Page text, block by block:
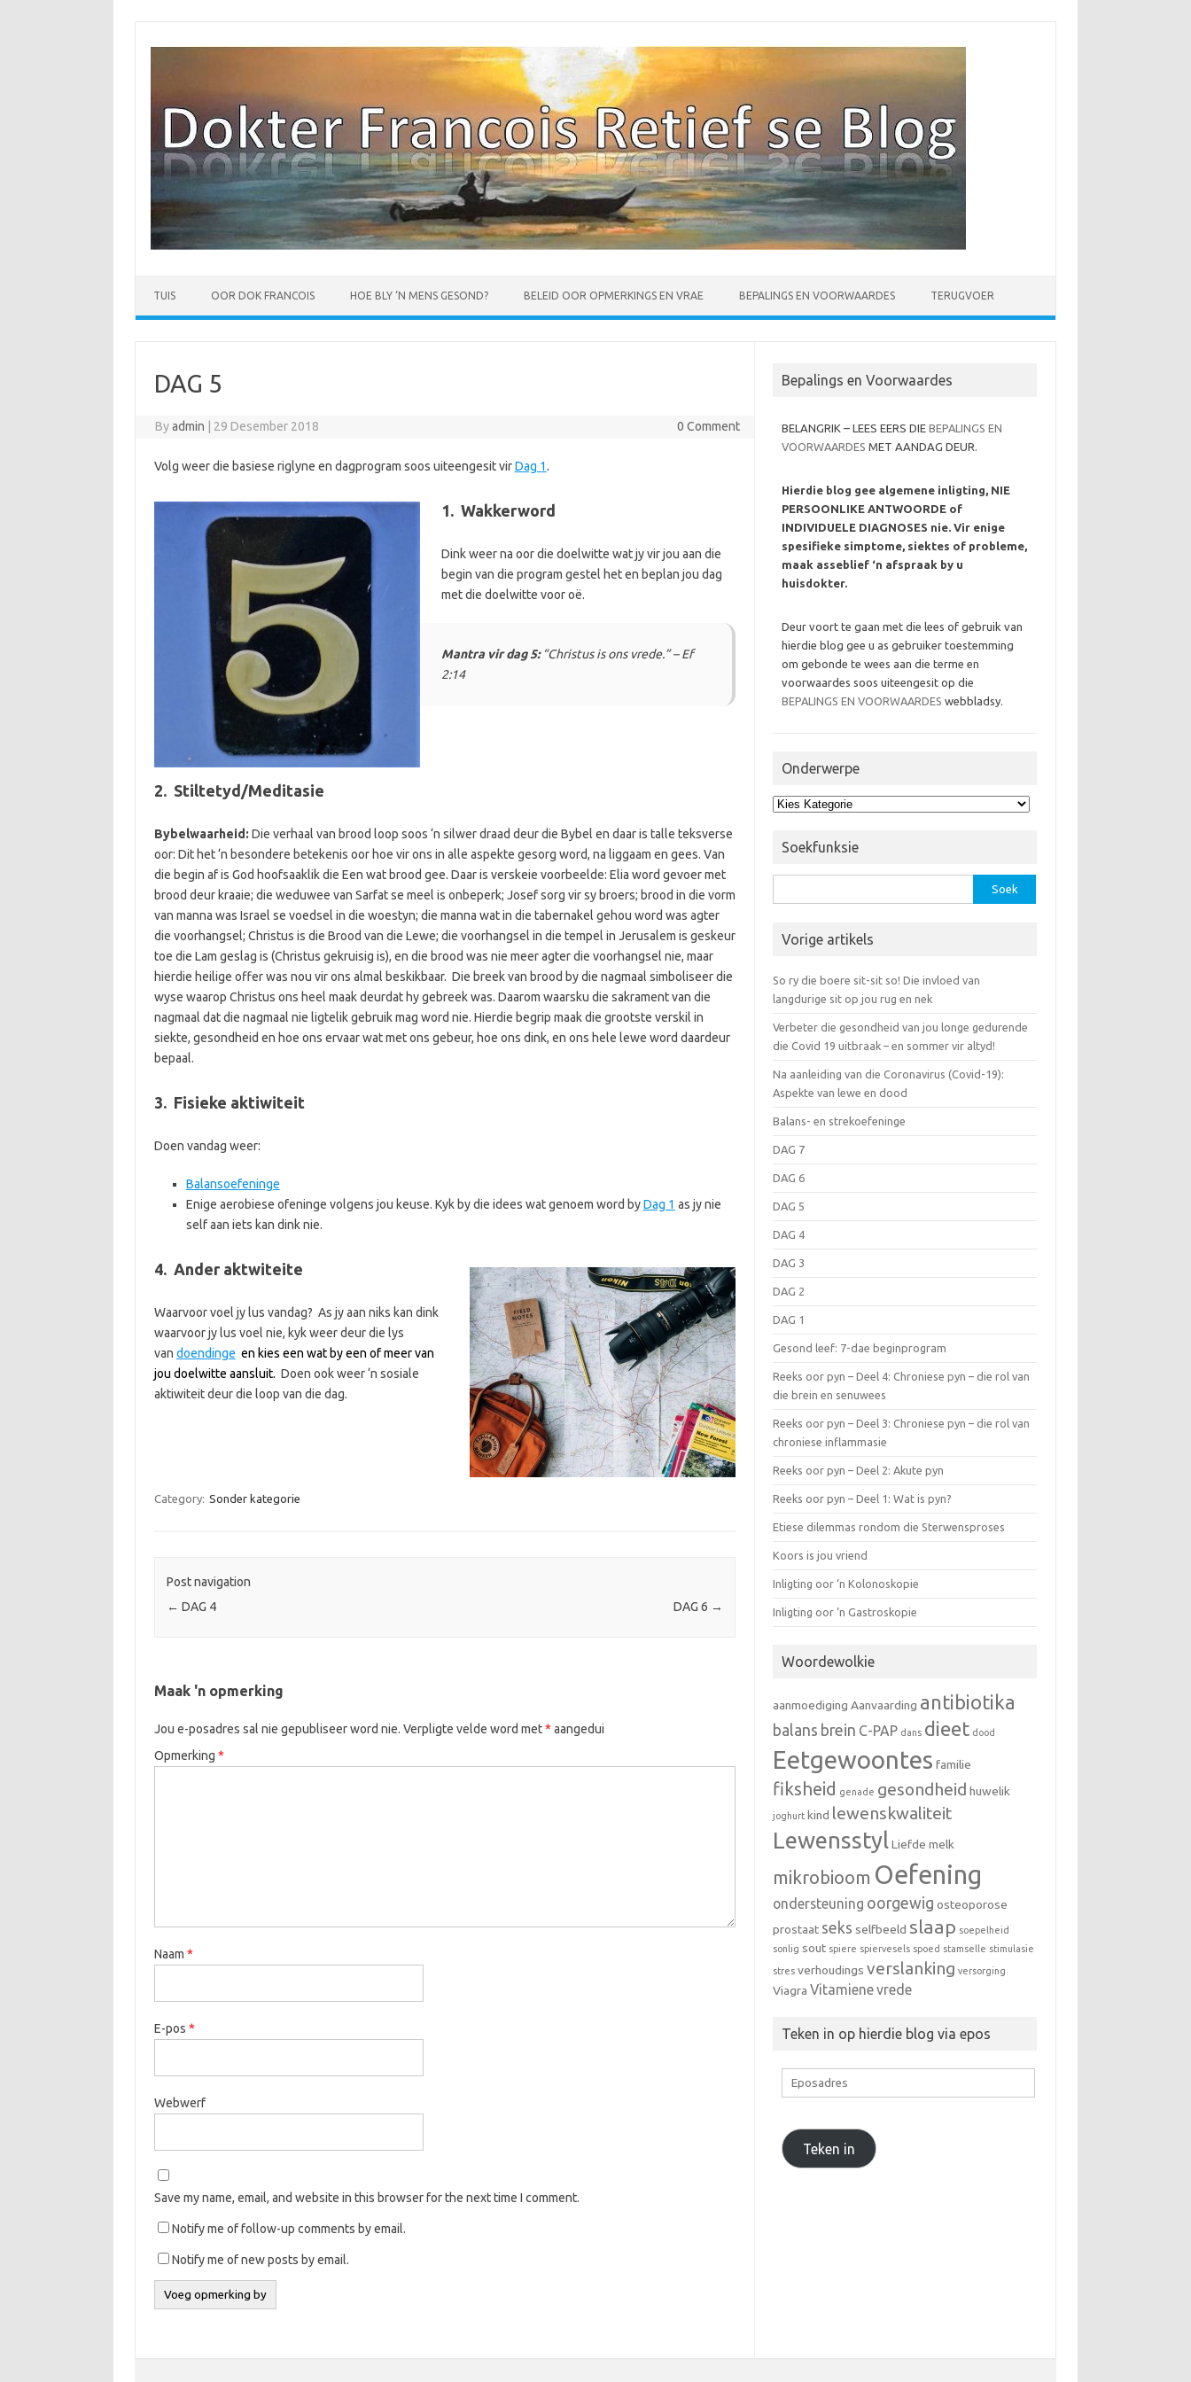
content
TUIS OOR DOK FRANCOIS HOE BLY ‘N MENS GESOND? BELEID OOR OPMERKINGS EN VRAE BEPALINGS EN VOORWAARDES TERUGVOER
DAG 5
Byadmin 29 Desember 2018 0 Comment
Volg weer die basiese riglyne en dagprogram soos uiteengesit virDag 1.
1. Wakkerword
Dink weer na oor die doelwitte wat jy vir jou aan die
begin van die program gestel het en beplan jou dag
met die doelwitte voor oë.
Mantra vir dag 5:“Christus is ons vrede.” – Ef
2:14
2. Stiltetyd/Meditasie
Bybelwaarheid: Die verhaal van brood loop soos ‘n silwer draad deur die Bybel en daar is talle teksverse
oor: Dit het ‘n besondere betekenis oor hoe vir ons in alle aspekte gesorg word, na liggaam en gees. Van
die begin af is God hoofsaaklik die Een wat brood gee. Daar is verskeie voorbeelde: Elia word gevoer met
brood deur kraaie; die weduwee van Sarfat se meel is onbeperk; Josef sorg vir sy broers; brood in die vorm
van manna was Israel se voedsel in die woestyn; die manna wat in die tabernakel gehou word was agter
die voorhangsel; Christus is die Brood van die Lewe; die voorhangsel in die tempel in Jerusalem is geskeur
toe die Lam geslag is (Christus gekruisig is), en die brood was nie meer agter die voorhangsel nie, maar
hierdie heilige offer was nou vir ons almal beskikbaar. Die breek van brood by die nagmaal simboliseer die
wyse waarop Christus ons heel maak deurdat hy gebreek was. Daarom waarsku die sakrament van die
nagmaal dat die nagmaal nie ligtelik gebruik mag word nie. Hierdie begrip maak die grootste verskil in
siekte, gesondheid en hoe ons ervaar wat met ons gebeur, hoe ons dink, en ons hele lewe word daardeur
bepaal.
3. Fisieke aktiwiteit
Doen vandag weer:
Balansoefeninge
Enige aerobiese ofeninge volgens jou keuse. Kyk by die idees wat genoem word byDag 1 as jy nie
self aan iets kan dink nie.
4. Ander aktwiteite
Waarvoor voel jy lus vandag? As jy aan niks kan dink
waarvoor jy lus voel nie, kyk weer deur die lys
van doendinge en kies een wat by een of meer van
jou doelwitte aansluit. Doen ook weer ‘n sosiale
aktiwiteit deur die loop van die dag.
Category: Sonder kategorie
Post navigation
← DAG 4 DAG 6 →
Maak 'n opmerking
Jou e-posadres sal nie gepubliseer word nie. Verpligte velde word met* aangedui
Opmerking *
Naam *
E-pos *
Webwerf
Save my name, email, and website in this browser for the next time I comment.
Notify me of follow-up comments by email.
Notify me of new posts by email.
Bepalings en Voorwaardes
BELANGRIK – LEES EERS DIEBEPALINGS EN
VOORWAARDES MET AANDAG DEUR.
Hierdie blog gee algemene inligting, NIE
PERSOONLIKE ANTWOORDE of
INDIVIDUELE DIAGNOSES nie. Vir enige
spesifieke simptome, siektes of probleme,
maak asseblief ‘n afspraak by u
huisdokter.
Deur voort te gaan met die lees of gebruik van
hierdie blog gee u as gebruiker toestemming
om gebonde te wees aan die terme en
voorwaardes soos uiteengesit op die
BEPALINGS EN VOORWAARDES webbladsy.
Onderwerpe
Onderwerpe
Soekfunksie
vir:
Vorige artikels
So ry die boere sit-sit so! Die invloed van
langdurige sit op jou rug en nek
Verbeter die gesondheid van jou longe gedurende
die Covid 19 uitbraak – en sommer vir altyd!
Na aanleiding van die Coronavirus (Covid-19):
Aspekte van lewe en dood
Balans- en strekoefeninge
DAG 7
DAG 6
DAG 5
DAG 4
DAG 3
DAG 2
DAG 1
Gesond leef: 7-dae beginprogram
Reeks oor pyn – Deel 4: Chroniese pyn – die rol van
die brein en senuwees
Reeks oor pyn – Deel 3: Chroniese pyn – die rol van
chroniese inflammasie
Reeks oor pyn – Deel 2: Akute pyn
Reeks oor pyn – Deel 1: Wat is pyn?
Etiese dilemmas rondom die Sterwensproses
Koors is jou vriend
Inligting oor ‘n Kolonoskopie
Inligting oor ‘n Gastroskopie
Woordewolkie
aanmoediging Aanvaarding antibiotika
balans brein C-PAP dans dieet dood
Eetgewoontes familie
fiksheid genade gesondheid huwelik
joghurt kind lewenskwaliteit
Lewensstyl Liefde melk
mikrobioom Oefening
ondersteuning oorgewig osteoporose
prostaat seks selfbeeld slaap soepelheid
sonlig sout spiere spiervesels spoed stamselle stimulasie
stres verhoudings verslanking versorging
Viagra Vitamienevrede
Teken in op hierdie blog via epos
Eposadres
Teken in